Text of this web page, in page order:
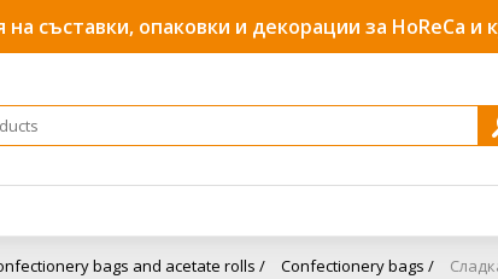
съставки, опаковки и декорации за HoReCa и
bags and acetate rolls / Confectionery bags /